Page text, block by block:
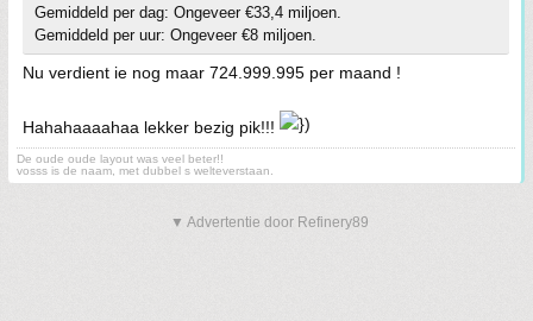
Gemiddeld per dag: Ongeveer €33,4 miljoen.
Gemiddeld per uur: Ongeveer €8 miljoen.
Nu verdient ie nog maar 724.999.995 per maand !
Hahahaaaahaa lekker bezig pik!!!
De oude oude layout was veel beter!!
vosss is de naam, met dubbel s welteverstaan.
▼ Advertentie door Refinery89